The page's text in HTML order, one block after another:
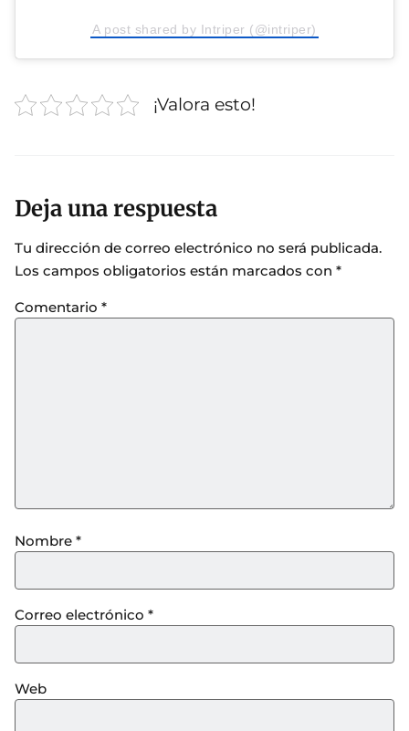
A post shared by Intriper (@intriper)
¡Valora esto!
Deja una respuesta
Tu dirección de correo electrónico no será publicada.
Los campos obligatorios están marcados con *
Comentario *
Nombre *
Correo electrónico *
Web